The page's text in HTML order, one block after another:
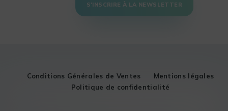
S'INSCRIRE À LA NEWSLETTER
Conditions Générales de Ventes
Mentions légales
Politique de confidentialité